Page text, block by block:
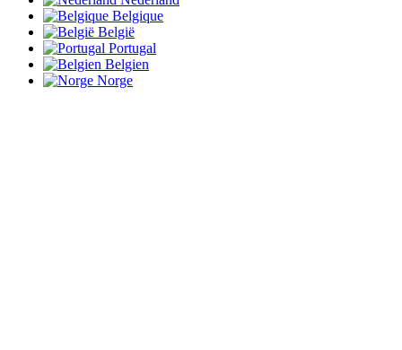
Belgique
België
Portugal
Belgien
Norge